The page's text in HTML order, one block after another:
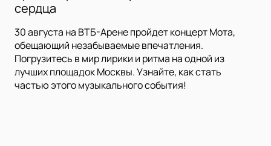
сердца
30 августа на ВТБ-Арене пройдет концерт Мота,
обещающий незабываемые впечатления.
Погрузитесь в мир лирики и ритма на одной из
лучших площадок Москвы. Узнайте, как стать
частью этого музыкального события!